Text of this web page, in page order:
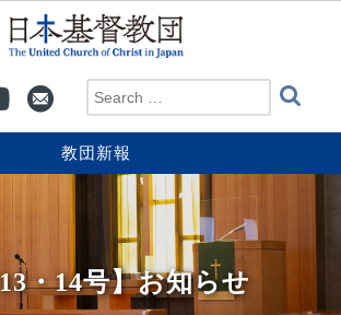
教団新報
・14号】お知らせ